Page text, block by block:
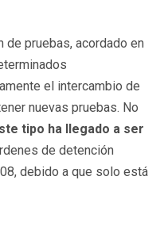
de pruebas, acordado en
el intercambio de
nuevas pruebas. No
tipo ha llegado a ser
de detención
debido a que solo está